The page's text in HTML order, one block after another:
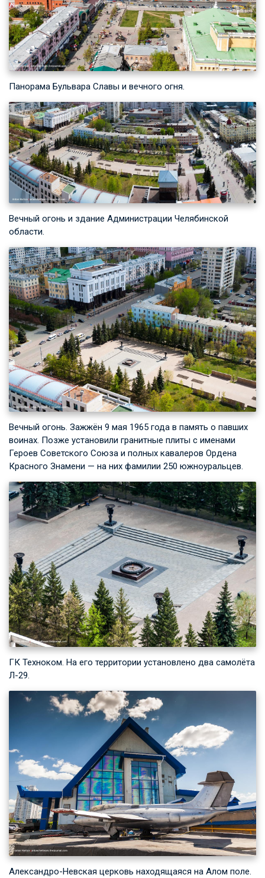
Панорама Бульвара Славы и вечного огня.
Вечный огонь и здание Администрации Челябинской
области.
Вечный огонь. Зажжён 9 мая 1965 года в память о павших
воинах. Позже установили гранитные плиты с именами
Героев Советского Союза и полных кавалеров Ордена
Красного Знамени — на них фамилии 250 южноуральцев.
ГК Техноком. На его территории установлено два самолёта
Л-29.
Александро-Невская церковь находящаяся на Алом поле.